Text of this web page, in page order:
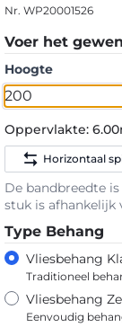
Nr. WP20001526
Voer het
Hoogte
Oppervlakte:
Horizontaal
De bandbreedte
stuk is afhankelijk
Type Behang
Vliesbehang
Traditioneel
Vliesbehang
Eenvoudig